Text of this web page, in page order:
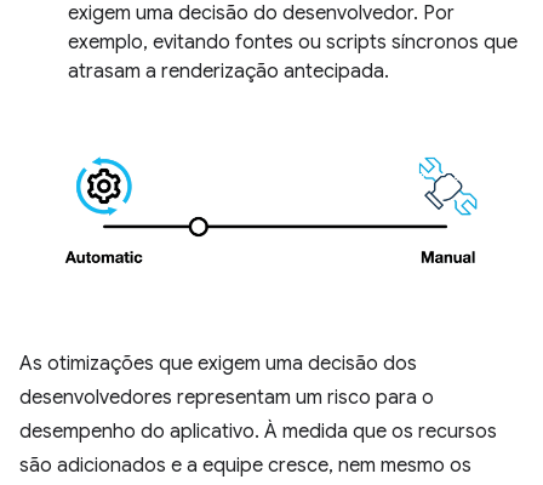
exigem uma decisão do desenvolvedor. Por
exemplo, evitando fontes ou scripts síncronos que
atrasam a renderização antecipada.
As otimizações que exigem uma decisão dos
desenvolvedores representam um risco para o
desempenho do aplicativo. À medida que os recursos
são adicionados e a equipe cresce, nem mesmo os